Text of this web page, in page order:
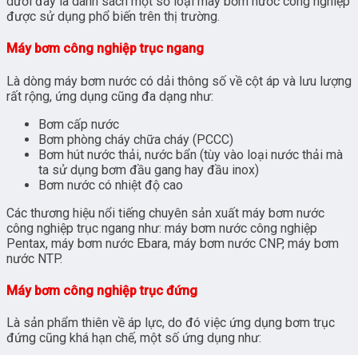
được sử dụng phổ biến trên thị trường.
Máy bơm công nghiệp trục ngang
Là dòng máy bơm nước có dải thông số về cột áp và lưu lượng
rất rộng, ứng dụng cũng đa dạng như:
Bơm cấp nước
Bơm phòng cháy chữa cháy (PCCC)
Bơm hút nước thải, nước bẩn (tùy vào loại nước thải mà
ta sử dụng bơm đầu gang hay đầu inox)
Bơm nước có nhiệt độ cao
Các thương hiệu nổi tiếng chuyên sản xuất máy bơm nước
công nghiệp trục ngang như: máy bơm nước công nghiệp
Pentax, máy bơm nước Ebara, máy bơm nước CNP, máy bơm
nước NTP.
Máy bơm công nghiệp trục đứng
Là sản phẩm thiên về áp lực, do đó việc ứng dụng bơm trục
đứng cũng khá hạn chế, một số ứng dụng như: